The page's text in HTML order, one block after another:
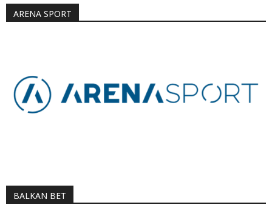
ARENA SPORT
BALKAN BET